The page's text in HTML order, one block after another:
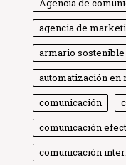
Agencia de
agencia de
armario sostenible
automatización en
comunicación
comunicación
comunicación